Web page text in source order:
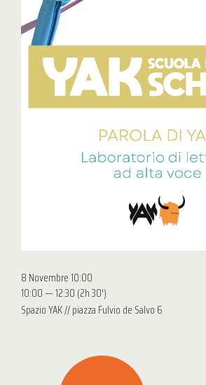
8 Novembre 10:00
10:00 — 12:30 (2h 30′)
Spazio YAK // piazza Fulvio de Salvo 6